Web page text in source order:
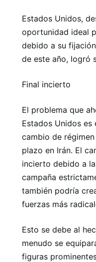
Estados Unidos,
oportunidad ideal
debido a su
de este año, logró
Final incierto
El problema que
Estados Unidos
cambio de
plazo en Irán. El
incierto debido a
campaña
también podría
fuerzas más
Esto se debe al
menudo se
figuras